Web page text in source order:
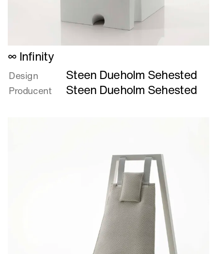
Læs
mere
om
∞
Infinity
∞ Infinity
Design Steen Dueholm Sehested
Producent Steen Dueholm Sehested